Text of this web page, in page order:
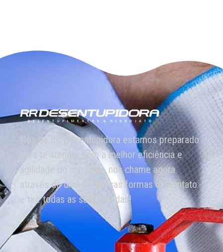
Nós da RR Desentupidora estamos preparado
para te atender com a melhor eficiência e
agilidade do mercado, nos chame agora
através de uma de nossas formas de contato
e tire todas as suas dúvidas!